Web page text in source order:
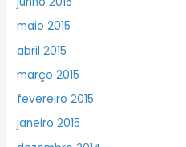
maio 2015
abril 2015
março 2015
fevereiro 2015
janeiro 2015